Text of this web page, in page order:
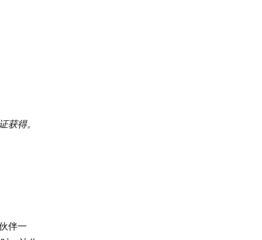
获得。
伴一